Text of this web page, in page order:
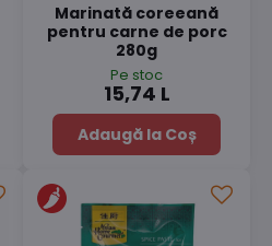
Marinată coreeană
pentru carne de porc
280g
Pe stoc
15,74 L
Adaugă la Coș